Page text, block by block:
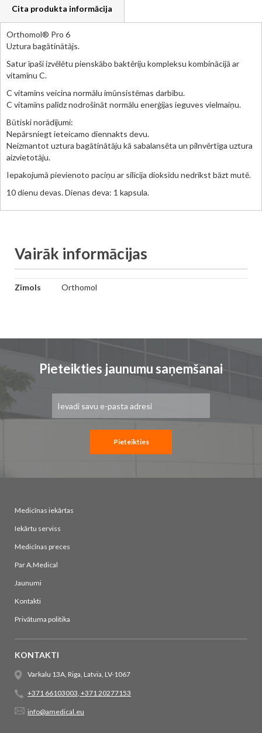
Cita produkta informācija
Orthomol® Pro 6
Uztura bagātinātājs.
Satur īpaši izvēlētu pienskābo baktēriju kompleksu kombinācijā ar
vitamīnu C.
C vitamīns veicina normālu imūnsistēmas darbību.
C vitamīns palīdz nodrošināt normālu enerģijas ieguves vielmaiņu.
Būtiski norādījumi:
Nepārsniegt ieteicamo diennakts devu.
Neizmantot uztura bagātinātāju kā sabalansēta un pilnvērtīga uztura
aizvietotāju.
Iepakojumā pievienoto paciņu ar silīcija dioksīdu nedrīkst bāzt mutē.
10 dienu devas. Dienas deva: 1 kapsula.
Vairāk informācijas
Vairāk
Zīmols Orthomol
Pieteikties jaunumu saņemšanai
saņemšanai:
Pieteikties
Medicīnas iekārtas
Iekārtu serviss
Medicīnas preces
Par A.Medical
Jaunumi
Kontakti
Privātuma politika
KONTAKTI
Varkalu 13A, Riga, Latvia, LV-1067
+371 66103003, +371 20277153
info@amedical.eu